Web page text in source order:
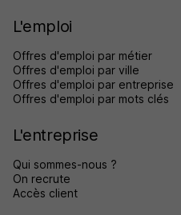
L'emploi
Offres d'emploi par métier
Offres d'emploi par ville
Offres d'emploi par entreprise
Offres d'emploi par mots clés
L'entreprise
Qui sommes-nous ?
On recrute
Accès client